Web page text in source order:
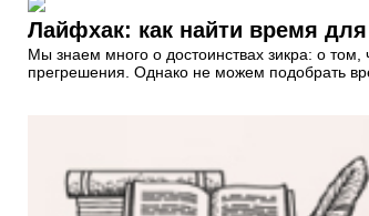
Лайфхак: как найти время для
Мы знаем много о достоинствах зикра: о
прегрешения. Однако не можем подобрать